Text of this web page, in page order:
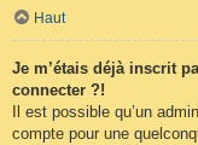
Haut
Je m’étais déjà inscrit
connecter ?!
Il est possible qu’un
compte pour une